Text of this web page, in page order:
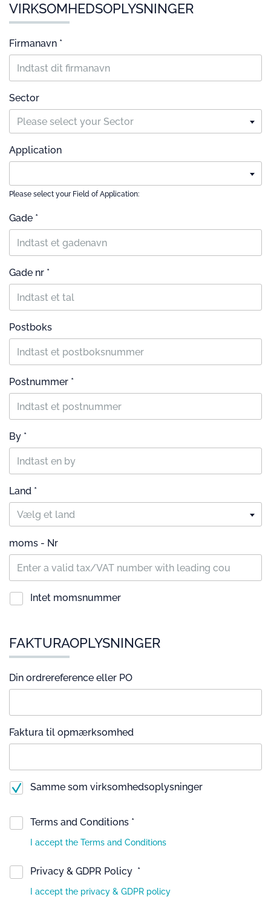
VIRKSOMHEDSOPLYSNINGER
Firmanavn *
Sector
Please select your Sector
Application
Please select your Field of Application:
Gade *
Gade nr *
Postboks
Postnummer *
By *
Land *
Vælg et land
moms - Nr
Intet momsnummer
FAKTURAOPLYSNINGER
Din ordrereference eller PO
Faktura til opmærksomhed
Samme som virksomhedsoplysninger
Terms and Conditions *
I accept the Terms and Conditions
Privacy & GDPR Policy *
I accept the privacy & GDPR policy